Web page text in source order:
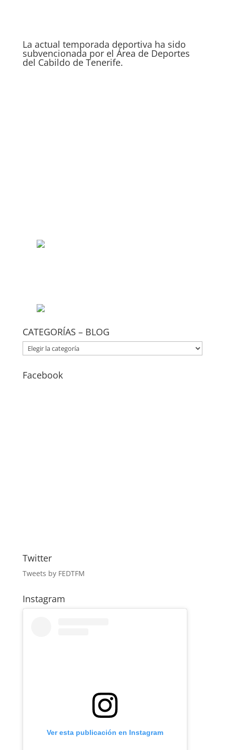
La actual temporada deportiva ha sido
subvencionada por el Área de Deportes
del Cabildo de Tenerife.
CATEGORÍAS – BLOG
CATEGORÍAS
–
Facebook
Twitter
Tweets by FEDTFM
Instagram
Ver esta publicación en Instagram